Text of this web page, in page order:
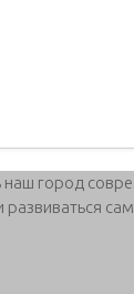
город